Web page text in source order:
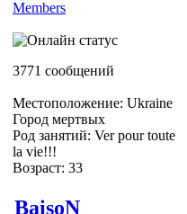
Members
3771 сообщений
Местоположение: Ukraine
Город мертвых
Род занятий: Ver pour toute
la vie!!!
Возраст: 33
BaisoN